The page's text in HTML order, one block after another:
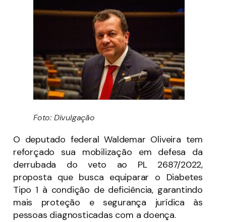
Foto: Divulgação
O deputado federal Waldemar Oliveira tem
reforçado sua mobilização em defesa da
derrubada do veto ao PL 2687/2022,
proposta que busca equiparar o Diabetes
Tipo 1 à condição de deficiência, garantindo
mais proteção e segurança jurídica às
pessoas diagnosticadas com a doença.